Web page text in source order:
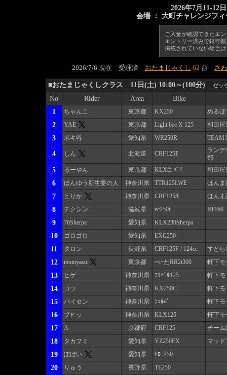
2026年7月11-12
会場 ： 大町チャレンジフ
ご入金が確認できたエ
エントリー済みで銀行
掲載されていない場合
2026/7/6 現在 受理済 おたまじゃくし 62 台 さ
■おたまじゃくしクラス 11日(土) 10:00～(100分) ゼッ
No Rider Area
Bike
1
ちゃんこ 東京都 KX250 めるぼ
2 YAE 東京都 Light bee X 125 和田屋
3 ポキ谷 愛知県 WR250R TEAM
4 しん 北海道 CRF125F
ラン
部
5 るーやん 東京都 KLX白ﾊﾞｲ 和田屋
6 ほんゆう新生姜の人 神奈川県 TTR125LWE ほんま
7 とりか 神奈川県 CRF125/f ほんま
8 チクシン 滋賀県 ec250f RT168
9 76Sherpa 愛知県 KLX230Sherpa
10 ゴロゴロ 愛知県 EXC250
11 タロン 長野県 CRF125F / 124cc すとら
12 motoyasu 東京都 べｰたRR2t300 軒下
13 ヒゲ 神奈川県 ﾌｻﾍﾞﾙ125 軒下モ
14 コウ 神奈川県 KX250C 軒下モ
15 パイセン 神奈川県 ｼｪﾙﾊﾟ 軒下モ
16 ブヒッ 神奈川県 KLX125 軒下モ
17 A 京都府 CRF125 チーム
18 タカフミ 愛知県 YZ250FX マッ
19 ぽぱい 愛知県 ｾﾛｰ250
20 りゅう 長野県 TE250